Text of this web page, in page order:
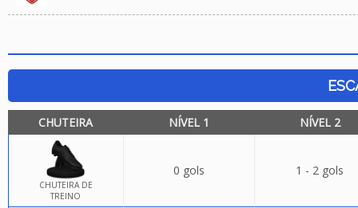
CHUTEIRA NÍVEL 1 NÍVEL 2
CHUTEIRA DE
TREINO
0 gols 1 - 2 gols